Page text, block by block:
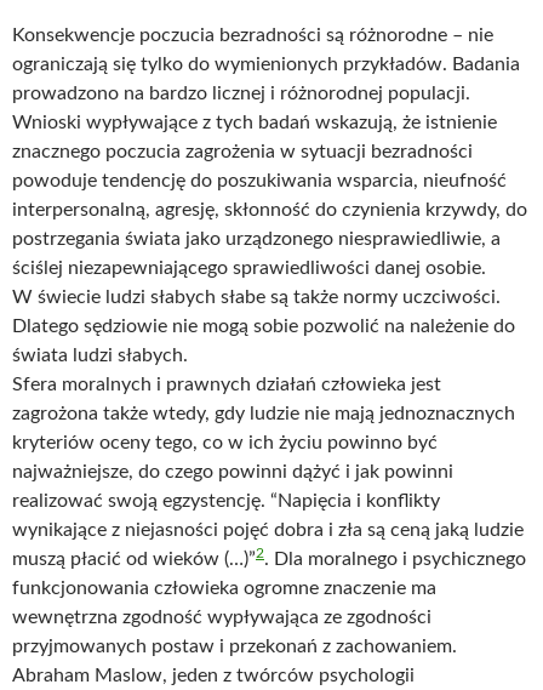
Konsekwencje poczucia bezradności są różnorodne – nie
ograniczają się tylko do wymienionych przykładów. Badania
prowadzono na bardzo licznej i różnorodnej populacji.
Wnioski wypływające z tych badań wskazują, że istnienie
znacznego poczucia zagrożenia w sytuacji bezradności
powoduje tendencję do poszukiwania wsparcia, nieufność
interpersonalną, agresję, skłonność do czynienia krzywdy, do
postrzegania świata jako urządzonego niesprawiedliwie, a
ściślej niezapewniającego sprawiedliwości danej osobie.
W świecie ludzi słabych słabe są także normy uczciwości.
Dlatego sędziowie nie mogą sobie pozwolić na należenie do
świata ludzi słabych.
Sfera moralnych i prawnych działań człowieka jest
zagrożona także wtedy, gdy ludzie nie mają jednoznacznych
kryteriów oceny tego, co w ich życiu powinno być
najważniejsze, do czego powinni dążyć i jak powinni
realizować swoją egzystencję. “Napięcia i konflikty
wynikające z niejasności pojęć dobra i zła są ceną jaką ludzie
muszą płacić od wieków (…)”2. Dla moralnego i psychicznego
funkcjonowania człowieka ogromne znaczenie ma
wewnętrzna zgodność wypływająca ze zgodności
przyjmowanych postaw i przekonań z zachowaniem.
Abraham Maslow, jeden z twórców psychologii